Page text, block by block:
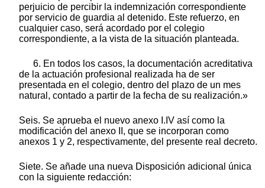
perjuicio de percibir la indemnización correspondiente
por servicio de guardia al detenido. Este refuerzo, en
cualquier caso, será acordado por el colegio
correspondiente, a la vista de la situación planteada.
6. En todos los casos, la documentación acreditativa
de la actuación profesional realizada ha de ser
presentada en el colegio, dentro del plazo de un mes
natural, contado a partir de la fecha de su realización.»
Seis. Se aprueba el nuevo anexo I.IV así como la
modificación del anexo II, que se incorporan como
anexos 1 y 2, respectivamente, del presente real decreto.
Siete. Se añade una nueva Disposición adicional única
con la siguiente redacción: